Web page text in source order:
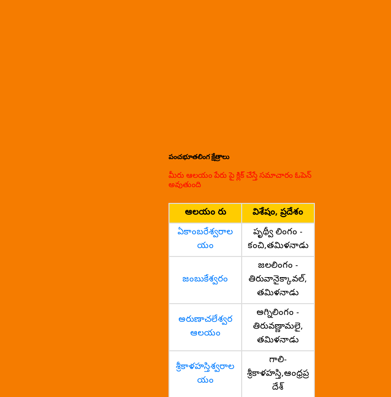
పంచభూతలింగ క్షేత్రాలు
మీరు ఆలయం పేరు పై క్లిక్ చేస్తే సమాచారం ఓపెన్
అవుతుంది
ఆలయం పేరు
విశేషం, ప్రదేశం
ఏకాంబరేశ్వరాల
యం
పృథ్వీ లింగం -
కంచి,తమిళనాడు
జంబుకేశ్వరం
జలలింగం -
తిరువానైక్కావల్,
తమిళనాడు
అరుణాచలేశ్వర
ఆలయం
అగ్నిలింగం -
తిరువణ్ణామలై,
తమిళనాడు
శ్రీకాళహస్తిశ్వరాల
యం
గాలి-
శ్రీకాళహస్తి,ఆంధ్రప్ర
దేశ్